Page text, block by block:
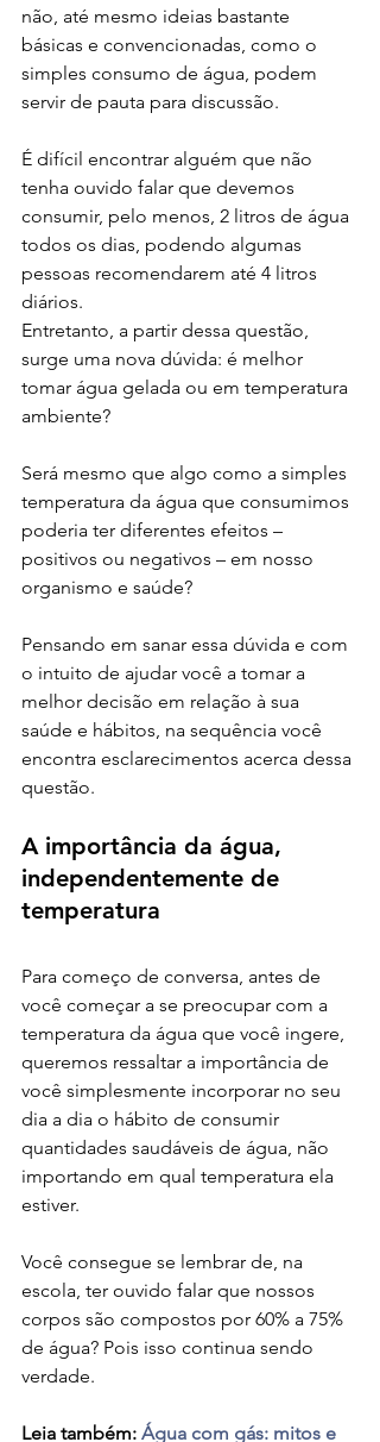
não, até mesmo ideias bastante
básicas e convencionadas, como o
simples consumo de água, podem
servir de pauta para discussão.
É difícil encontrar alguém que não
tenha ouvido falar que devemos
consumir, pelo menos, 2 litros de água
todos os dias, podendo algumas
pessoas recomendarem até 4 litros
diários.
Entretanto, a partir dessa questão,
surge uma nova dúvida: é melhor
tomar água gelada ou em temperatura
ambiente?
Será mesmo que algo como a simples
temperatura da água que consumimos
poderia ter diferentes efeitos –
positivos ou negativos – em nosso
organismo e saúde?
Pensando em sanar essa dúvida e com
o intuito de ajudar você a tomar a
melhor decisão em relação à sua
saúde e hábitos, na sequência você
encontra esclarecimentos acerca dessa
questão.
A importância da água,
independentemente de
temperatura
Para começo de conversa, antes de
você começar a se preocupar com a
temperatura da água que você ingere,
queremos ressaltar a importância de
você simplesmente incorporar no seu
dia a dia o hábito de consumir
quantidades saudáveis de água, não
importando em qual temperatura ela
estiver.
Você consegue se lembrar de, na
escola, ter ouvido falar que nossos
corpos são compostos por 60% a 75%
de água? Pois isso continua sendo
verdade.
Leia também: Água com gás: mitos e